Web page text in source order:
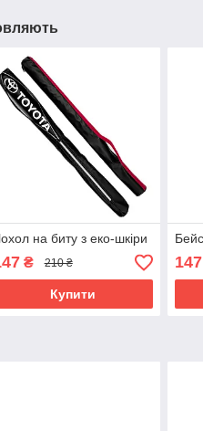
на биту з еко-шкіри
₴ 210 ₴
Купити
147